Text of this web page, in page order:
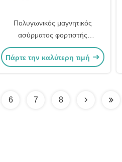
Πολυγωνικός μαγνητικός
ασύρματος φορτιστής
αυτοκινήτου προσαρμόσιμος με
το περιβάλλον φως
Πάρτε την καλύτερη τιμή
6 7 8